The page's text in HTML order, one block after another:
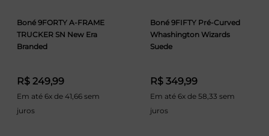
Boné 9FORTY A-FRAME
TRUCKER SN New Era
Branded
R$ 249,99
Em até 6x de 41,66 sem
juros
Boné 9FIFTY Pré-Curved
Whashington Wizards
Suede
R$ 349,99
Em até 6x de 58,33 sem
juros